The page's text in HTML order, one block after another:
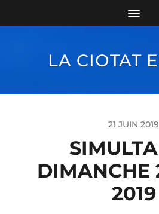
LA CIOTAT
21 JUIN 2019
DIMANCHE
2019